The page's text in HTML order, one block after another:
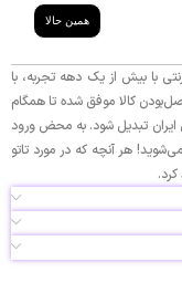
همین حالا
با بیش از یک دهه تجربه، با
تضمین اصل‌بودن کالا موفق شده تا همگام
ایران تبدیل شود. به محض ورود
هر آنچه که در مورد تاتو